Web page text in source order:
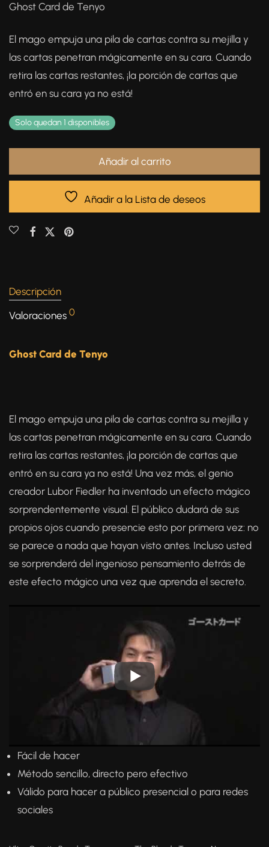
Ghost Card de Tenyo
El mago empuja una pila de cartas contra su mejilla y
las cartas penetran mágicamente en su cara. Cuando
retira las cartas restantes, ¡la porción de cartas que
entró en su cara ya no está!
Solo quedan 1 disponibles
Añadir al carrito
Añadir a la Lista de deseos
Descripción
Valoraciones 0
Ghost Card de Tenyo
El mago empuja una pila de cartas contra su mejilla y
las cartas penetran mágicamente en su cara. Cuando
retira las cartas restantes, ¡la porción de cartas que
entró en su cara ya no está! Una vez más, el genio
creador Lubor Fiedler ha inventado un efecto mágico
sorprendentemente visual. El público dudará de sus
propios ojos cuando presencie esto por primera vez: no
se parece a nada que hayan visto antes. Incluso usted
se sorprenderá del ingenioso pensamiento detrás de
este efecto mágico una vez que aprenda el secreto.
Fácil de hacer
Método sencillo, directo pero efectivo
Válido para hacer a público presencial o para redes
sociales